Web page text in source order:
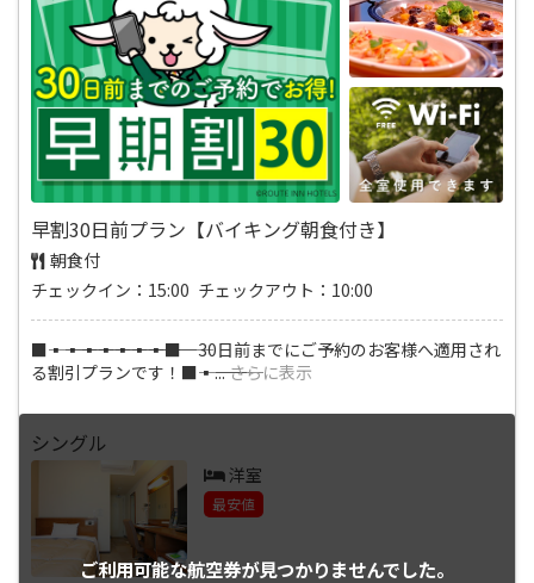
早割30日前プラン【バイキング朝食付き】
朝食付
チェックイン：15:00 チェックアウト：10:00
■―――▪―――▪―――▪―――▪―――▪―――▪―――▪―――■ 30日前までにご予約のお客様へ適用され
る割引プランです！■―――▪―――...さらに表示
ご利用可能な航空券が見つかりませんでした。
シングル
洋室
最安値